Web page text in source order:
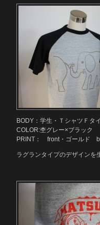
BODY：学生・ＴシャツＦタ
COLOR:杢グレー×ブラック
PRINT： front・ゴールド
ラグランタイプのデザインを